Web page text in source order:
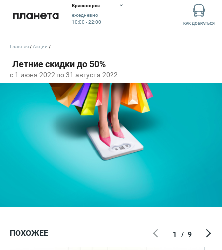
Красноярск
ежедневно
10:00 - 22:00
КАК ДОБРАТЬСЯ
c 1 июня 2022 по 31 августа 2022
Главная Акции
ПОХОЖЕЕ 1 / 9